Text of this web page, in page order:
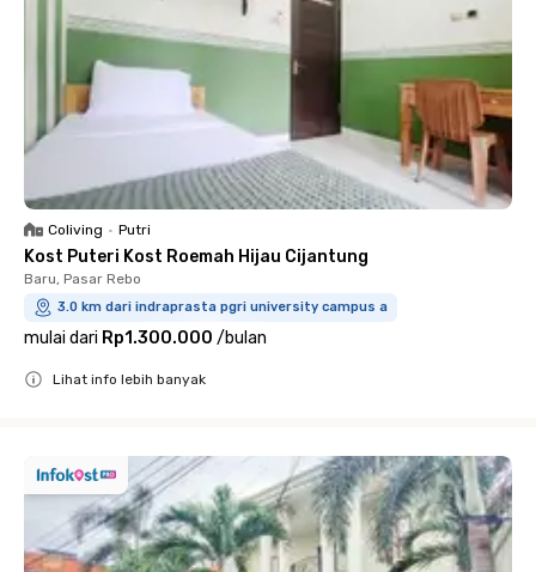
Coliving • Putri
Kost Puteri Kost Roemah Hijau Cijantung
Baru, Pasar Rebo
3.0 km dari indraprasta pgri university campus a
mulai dari Rp1.300.000 /bulan
Lihat info lebih banyak